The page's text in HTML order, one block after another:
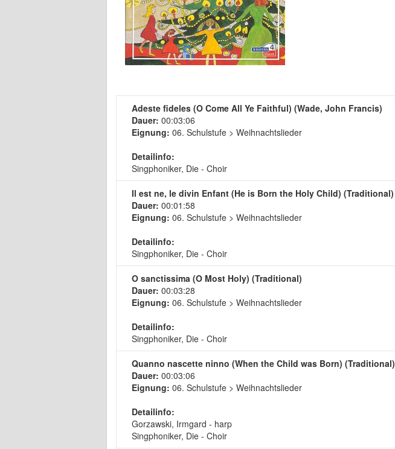
Adeste fideles (O Come All Ye Faithful) (Wade, John Francis)
Dauer: 00:03:06
Eignung: 06. Schulstufe > Weihnachtslieder
Detailinfo:
Singphoniker, Die - Choir
Il est ne, le divin Enfant (He is Born the Holy Child) (Traditional)
Dauer: 00:01:58
Eignung: 06. Schulstufe > Weihnachtslieder
Detailinfo:
Singphoniker, Die - Choir
O sanctissima (O Most Holy) (Traditional)
Dauer: 00:03:28
Eignung: 06. Schulstufe > Weihnachtslieder
Detailinfo:
Singphoniker, Die - Choir
Quanno nascette ninno (When the Child was Born) (Traditional)
Dauer: 00:03:06
Eignung: 06. Schulstufe > Weihnachtslieder
Detailinfo:
Gorzawski, Irmgard - harp
Singphoniker, Die - Choir